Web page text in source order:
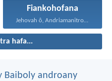
Fiankohofana
Jehovah ô, Andriamanitro Hianao...
hafa...
Baiboly androany